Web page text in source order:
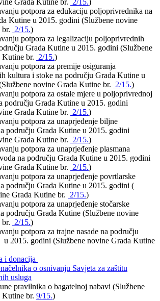
Grada Kutine br. 2/15.)
potpora za edukaciju poljoprivrednika na
Kutine u 2015. godini (Službene novine
2/15.)
potpora za legalizaciju poljoprivrednih
Grada Kutine u 2015. godini (Službene
Kutine br. 2/15.)
potpora za premije osiguranja
kultura i stoke na području Grada Kutine u
novine Grada Kutine br. 2/15.)
potpora za ostale mjere u poljoprivrednoj
području Grada Kutine u 2015. godini
Grada Kutine br. 2/15.)
potpora za unaprjeđenje biljne
području Grada Kutine u 2015. godini
Grada Kutine br. 2/15.)
potpora za unaprjeđenje plasmana
na području Grada Kutine u 2015. godini
Grada Kutine br. 2/15.)
potpora za unaprjeđenje povrtlarske
području Grada Kutine u 2015. godini (
Grada Kutine br. 2/15.)
potpora za unaprjeđenje stočarske
području Grada Kutine (Službene novine
2/15.)
potpora za trajne nasade na području
2015. godini (Službene novine Grada Kutine
i donacija
o osnivanju Savjeta za zaštitu
usluga
pravilnika o bagatelnoj nabavi (Službene
Kutine br. 9/15.)